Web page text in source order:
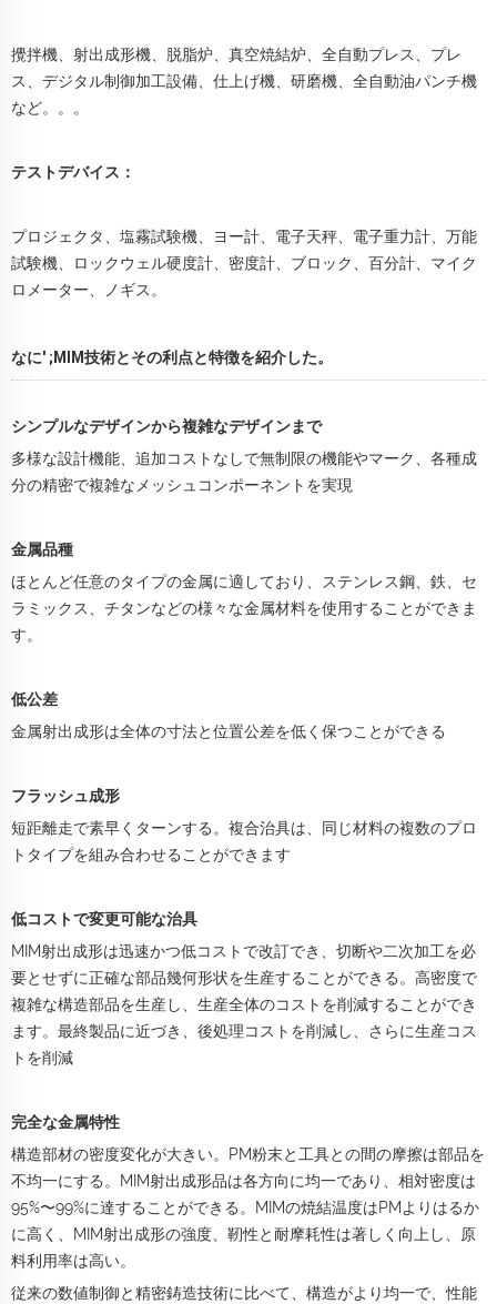
攪拌機、射出成形機、脱脂炉、真空焼結炉、全自動プレス、プレ
ス、デジタル制御加工設備、仕上げ機、研磨機、全自動油パンチ機
など。。。
テストデバイス：
プロジェクタ、塩霧試験機、ヨー計、電子天秤、電子重力計、万能
試験機、ロックウェル硬度計、密度計、ブロック、百分計、マイク
ロメーター、ノギス。
なに' ;MIM技術とその利点と特徴を紹介した。
シンプルなデザインから複雑なデザインまで
多様な設計機能、追加コストなしで無制限の機能やマーク、各種成
分の精密で複雑なメッシュコンポーネントを実現
金属品種
ほとんど任意のタイプの金属に適しており、ステンレス鋼、鉄、セ
ラミックス、チタンなどの様々な金属材料を使用することができま
す。
低公差
金属射出成形は全体の寸法と位置公差を低く保つことができる
フラッシュ成形
短距離走で素早くターンする。複合治具は、同じ材料の複数のプロ
トタイプを組み合わせることができます
低コストで変更可能な治具
MIM射出成形は迅速かつ低コストで改訂でき、切断や二次加工を必
要とせずに正確な部品幾何形状を生産することができる。高密度で
複雑な構造部品を生産し、生産全体のコストを削減することができ
ます。最終製品に近づき、後処理コストを削減し、さらに生産コス
トを削減
完全な金属特性
構造部材の密度変化が大きい。PM粉末と工具との間の摩擦は部品を
不均一にする。MIM射出成形品は各方向に均一であり、相対密度は
95%〜99%に達することができる。MIMの焼結温度はPMよりはるか
に高く、MIM射出成形の強度、靭性と耐摩耗性は著しく向上し、原
料利用率は高い。
従来の数値制御と精密鋳造技術に比べて、構造がより均一で、性能